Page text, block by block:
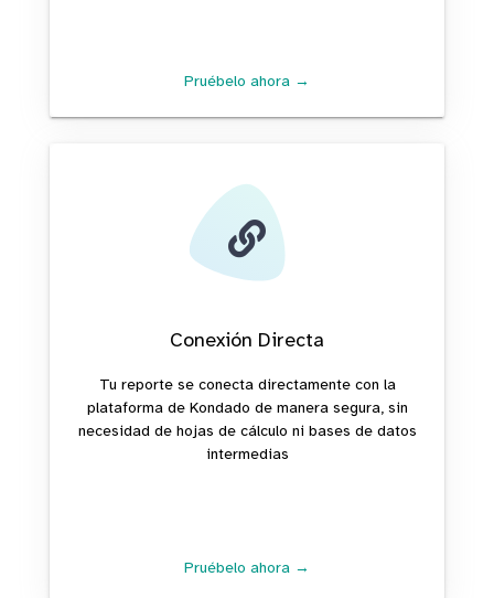
Pruébelo ahora →
Conexión Directa
Tu reporte se conecta directamente con la
plataforma de Kondado de manera segura, sin
necesidad de hojas de cálculo ni bases de datos
intermedias
Pruébelo ahora →